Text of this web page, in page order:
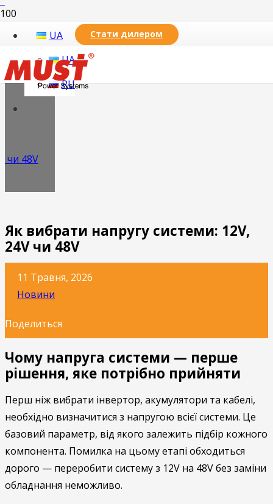
UA
UA
RU
Стати дилером
чи 48V
Як вибрати напругу системи: 12V,
24V чи 48V
11 Травня, 2026
Новини
Поделиться
Чому напруга системи — перше
рішення, яке потрібно прийняти
Перш ніж вибрати інвертор, акумулятори та кабелі,
необхідно визначитися з напругою всієї системи. Це
базовий параметр, від якого залежить підбір кожного
компонента. Помилка на цьому етапі обходиться
дорого — переробити систему з 12V на 48V без заміни
обладнання неможливо.